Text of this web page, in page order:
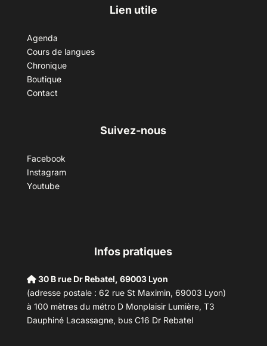
Lien utile
Agenda
Cours de langues
Chronique
Boutique
Contact
Suivez-nous
Facebook
Instagram
Youtube
Infos pratiques
30 B rue Dr Rebatel, 69003 Lyon
(adresse postale : 62 rue St Maximin, 69003 Lyon)
à 100 mètres du métro D Monplaisir Lumière, T3
Dauphiné Lacassagne, bus C16 Dr Rebatel